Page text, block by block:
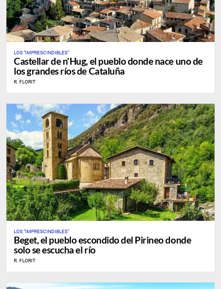
LOS "IMPRESCINDIBLES"
Castellar de n'Hug, el pueblo donde nace uno de
los grandes ríos de Cataluña
R. FLORIT
LOS "IMPRESCINDIBLES"
Beget, el pueblo escondido del Pirineo donde
solo se escucha el río
R. FLORIT